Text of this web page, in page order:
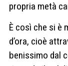
propria metà
È così che si è
d’ora, cioè
benissimo dal